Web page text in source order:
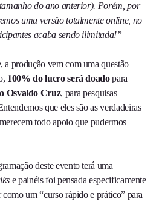
do ano anterior). Porém, por
uma versão totalmente online, no
acaba sendo ilimitada!”
a produção vem com uma questão
100% do lucro será doadopara
Osvaldo Cruz, para pesquisas
que eles são as verdadeiras
todo apoio que pudermos
deste evento terá uma
e painéis foi pensada especificamente
um “curso rápido e prático” para